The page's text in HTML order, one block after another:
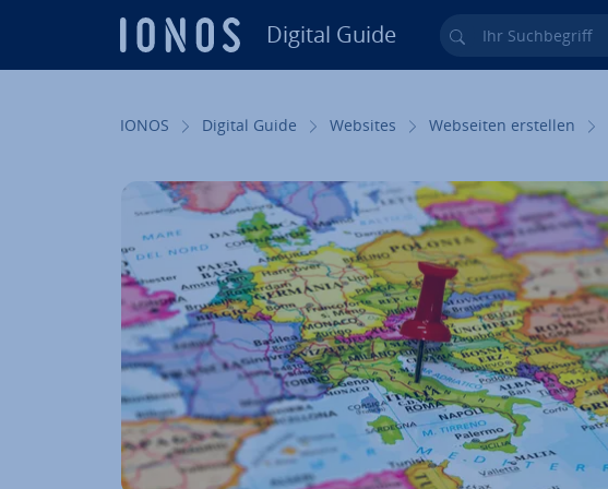
Digital Guide Ihr Such­be­griff
IONOS Digital Guide Websites Webseiten erstellen